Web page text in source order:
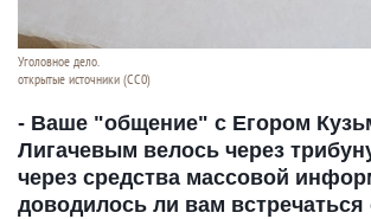
Уголовное дело.
открытые источники (CC0)
- Ваше "общение" с Егором
Лигачевым велось через
через средства массовой
доводилось ли вам встречаться